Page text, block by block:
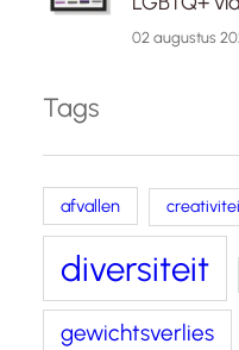
02 augustus
Tags
afvallen
diversiteit
gewichtsverlies